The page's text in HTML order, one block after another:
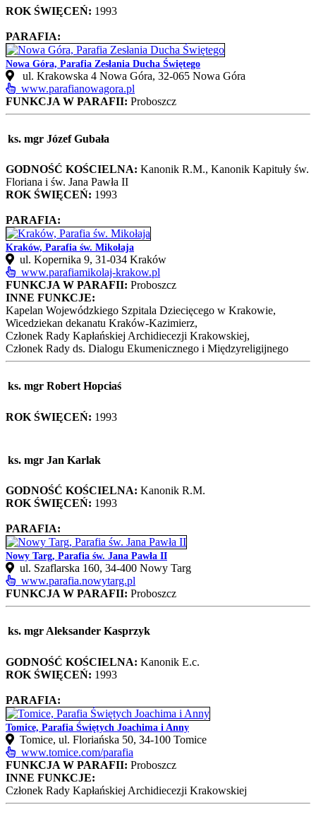
ROK ŚWIĘCEŃ: 1993
PARAFIA:
Nowa Góra, Parafia Zesłania Ducha Świętego
ul. Krakowska 4 Nowa Góra, 32-065 Nowa Góra
www.parafianowagora.pl
FUNKCJA W PARAFII: Proboszcz
ks. mgr Józef Gubała
GODNOŚĆ KOŚCIELNA: Kanonik R.M., Kanonik Kapituły św.
Floriana i św. Jana Pawła II
ROK ŚWIĘCEŃ: 1993
PARAFIA:
Kraków, Parafia św. Mikołaja
ul. Kopernika 9, 31-034 Kraków
www.parafiamikolaj-krakow.pl
FUNKCJA W PARAFII: Proboszcz
INNE FUNKCJE:
Kapelan Wojewódzkiego Szpitala Dziecięcego w Krakowie,
Wicedziekan dekanatu Kraków-Kazimierz,
Członek Rady Kapłańskiej Archidiecezji Krakowskiej,
Członek Rady ds. Dialogu Ekumenicznego i Międzyreligijnego
ks. mgr Robert Hopciaś
ROK ŚWIĘCEŃ: 1993
ks. mgr Jan Karlak
GODNOŚĆ KOŚCIELNA: Kanonik R.M.
ROK ŚWIĘCEŃ: 1993
PARAFIA:
Nowy Targ, Parafia św. Jana Pawła II
ul. Szaflarska 160, 34-400 Nowy Targ
www.parafia.nowytarg.pl
FUNKCJA W PARAFII: Proboszcz
ks. mgr Aleksander Kasprzyk
GODNOŚĆ KOŚCIELNA: Kanonik E.c.
ROK ŚWIĘCEŃ: 1993
PARAFIA:
Tomice, Parafia Świętych Joachima i Anny
Tomice, ul. Floriańska 50, 34-100 Tomice
www.tomice.com/parafia
FUNKCJA W PARAFII: Proboszcz
INNE FUNKCJE:
Członek Rady Kapłańskiej Archidiecezji Krakowskiej